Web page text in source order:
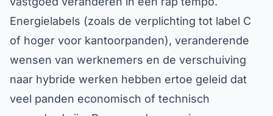
Energielabels (zoals de verplichting tot label C
of hoger voor kantoorpanden), veranderende
wensen van werknemers en de verschuiving
naar hybride werken hebben ertoe geleid dat
veel panden economisch of technisch
verouderd zijn. Deze panden vereisen enorme